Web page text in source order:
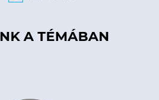
A TÉMÁBAN